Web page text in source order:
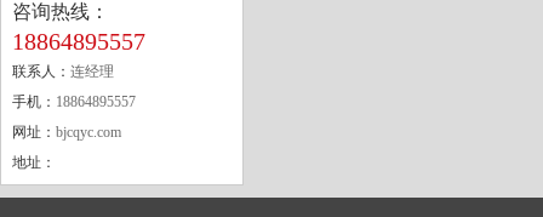
咨询热线：
18864895557
联系人： 连经理
手机： 18864895557
网址： bjcqyc.com
地址：